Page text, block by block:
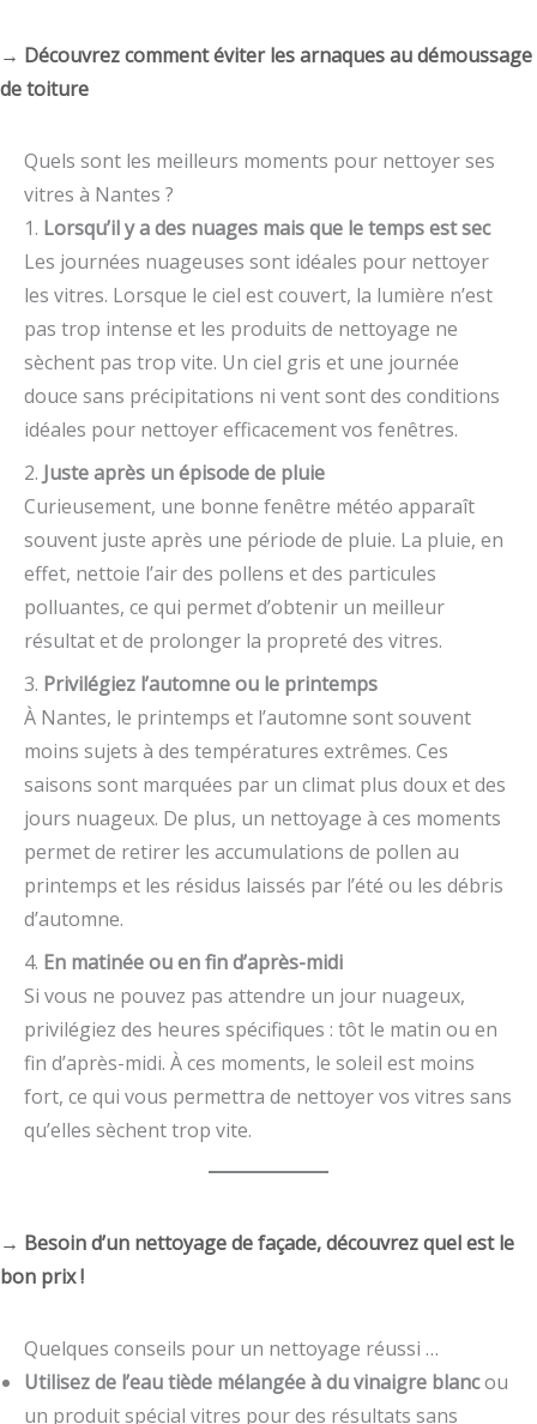
→ Découvrez comment éviter les arnaques au démoussage
de toiture
Quels sont les meilleurs moments pour nettoyer ses
vitres à Nantes ?
1. Lorsqu’il y a des nuages mais que le temps est sec
Les journées nuageuses sont idéales pour nettoyer
les vitres. Lorsque le ciel est couvert, la lumière n’est
pas trop intense et les produits de nettoyage ne
sèchent pas trop vite. Un ciel gris et une journée
douce sans précipitations ni vent sont des conditions
idéales pour nettoyer efficacement vos fenêtres.
2. Juste après un épisode de pluie
Curieusement, une bonne fenêtre météo apparaît
souvent juste après une période de pluie. La pluie, en
effet, nettoie l’air des pollens et des particules
polluantes, ce qui permet d’obtenir un meilleur
résultat et de prolonger la propreté des vitres.
3. Privilégiez l’automne ou le printemps
À Nantes, le printemps et l’automne sont souvent
moins sujets à des températures extrêmes. Ces
saisons sont marquées par un climat plus doux et des
jours nuageux. De plus, un nettoyage à ces moments
permet de retirer les accumulations de pollen au
printemps et les résidus laissés par l’été ou les débris
d’automne.
4. En matinée ou en fin d’après-midi
Si vous ne pouvez pas attendre un jour nuageux,
privilégiez des heures spécifiques : tôt le matin ou en
fin d’après-midi. À ces moments, le soleil est moins
fort, ce qui vous permettra de nettoyer vos vitres sans
qu’elles sèchent trop vite.
→ Besoin d’un nettoyage de façade, découvrez quel est le
bon prix !
Quelques conseils pour un nettoyage réussi …
Utilisez de l’eau tiède mélangée à du vinaigre blancou
un produit spécial vitres pour des résultats sans